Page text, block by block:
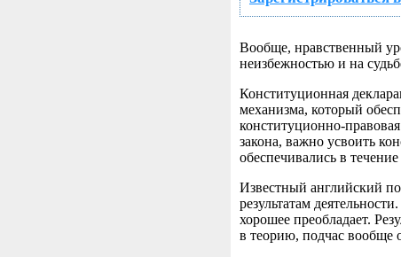
Вообще, нравственный
неизбежностью и на
Конституционная
механизма, который
конституционно-
закона, важно усвоить
обеспечивались в
Известный английский
результатам
хорошее преобладает.
в теорию, подчас вообще